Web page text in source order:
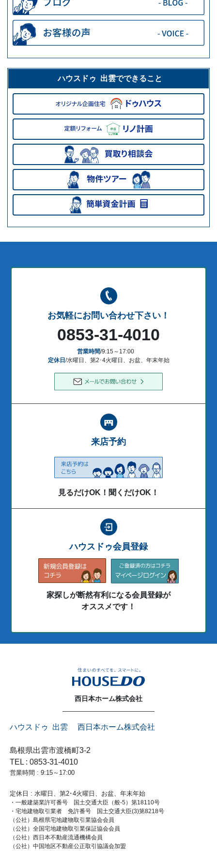
ハウスドゥ 出雲でできること
お気軽にお問い合わせ下さい！
0853-31-4010
営業時間/9:15～17:00
定休日 /水曜日、第2･4火曜日、お盆、年末年始
来店予約
見るだけOK！聞くだけOK！
ハウスドゥ会員登録
家探しが断然有利になる会員登録が
オススメです！
西日本ホーム株式会社
ハウスドゥ 出雲 西日本ホーム株式会社
島根県出雲市渡橋町3-2
TEL : 0853-31-4010
営業時間 : 9:15～17:00
定休日 : 水曜日、第2･4火曜日、お盆、年末年始
・一般建築業許可番号 国土交通大臣（般-5）第18110号
・宅地建物取引業者 免許番号 国土交通大臣(3)第8218号
（公社）島根県宅地建物取引業協会会員
（公社）全国宅地建物取引業保証協会会員
（公社）西日本不動産流通機構会員
（公社）中国地区不動産公正取引協議会加盟